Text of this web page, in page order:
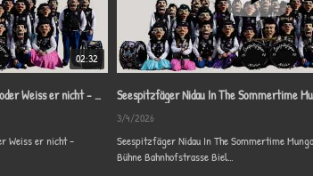
02:32
Seespitzfäger Nidau - Weiss der Geier oder Weiss er nicht - Wolfgang Petry
Weiss er nicht -
Seespitzfäger Nidau In The Sommertime
3/4/2026
Seespitzfäger Nidau In
Bühne Bahnhofstrasse Biel
Produktion: twoinfocus.ch